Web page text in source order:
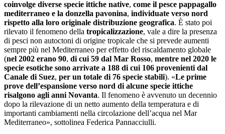
coinvolge diverse specie ittiche native, come il pesce pappagallo
mediterraneo e la donzella pavonina, individuate verso nord
rispetto alla loro originale distribuzione geografica. È stato poi
rilevato il fenomeno della tropicalizzazione, vale a dire la presenza
di pesci non autoctoni di origine tropicale che si prevede aumenti
sempre più nel Mediterraneo per effetto del riscaldamento globale
(nel 2002 erano 90, di cui 59 dal Mar Rosso, mentre nel 2020 le
specie esotiche sono arrivate a 188 di cui 106 provenienti dal
Canale di Suez, per un totale di 76 specie stabili). «Le prime
prove dell’espansione verso nord di alcune specie ittiche
risalgono agli anni Novanta. Il fenomeno è avvenuto un decennio
dopo la rilevazione di un netto aumento della temperatura e di
importanti cambiamenti nella circolazione dell’acqua nel Mar
Mediterraneo», sottolinea Federica Pannacciulli.